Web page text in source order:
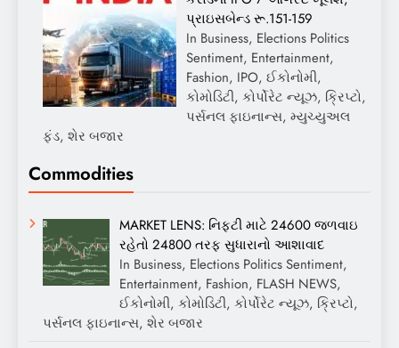
પ્રાઇસબેન્ડ રૂ.151-159
In Business, Elections Politics
Sentiment, Entertainment,
Fashion, IPO, ઈકોનોમી,
કોમોડિટી, કોર્પોરેટ ન્યૂઝ, ક્રિપ્ટો,
પર્સનલ ફાઇનાન્સ, મ્યુચ્યુઅલ
ફંડ, શેર બજાર
Commodities
MARKET LENS: નિફ્ટી માટે 24600 જળવાઇ
રહેતો 24800 તરફ સુધારાનો આશાવાદ
In Business, Elections Politics Sentiment,
Entertainment, Fashion, FLASH NEWS,
ઈકોનોમી, કોમોડિટી, કોર્પોરેટ ન્યૂઝ, ક્રિપ્ટો,
પર્સનલ ફાઇનાન્સ, શેર બજાર